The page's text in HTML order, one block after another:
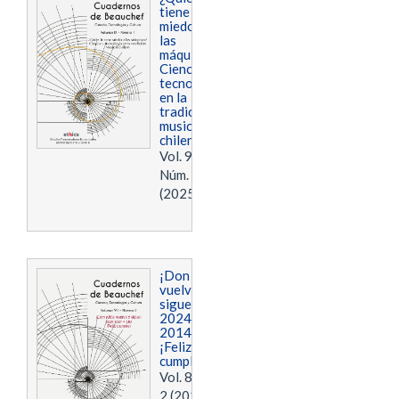
tiene
miedo a
las
máquinas?
Ciencia y
tecnología
en la
tradición
musical
chilena
Vol. 9
Núm. 1
(2025)
¡Don Nica
vuelve y
sigue!
2024-
2014=110.
¡Feliz
cumple!
Vol. 8 Núm.
2 (2024)